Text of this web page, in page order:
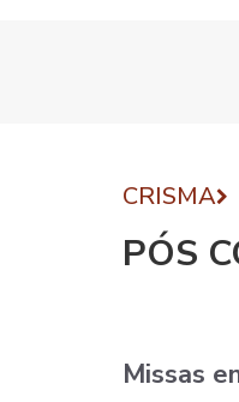
CRISMA
PÓS
Missas